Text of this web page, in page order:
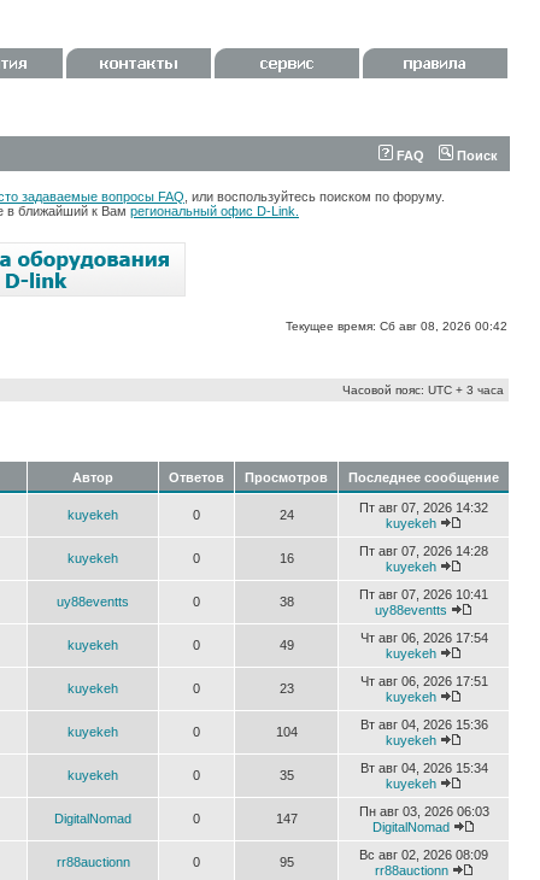
FAQ Поиск
задаваемые вопросы FAQ , или воспользуйтесь поиском по форуму.
в ближайший к Вам региональный офис D-Link.
Текущее время: Сб авг 08, 2026 00:42
Часовой пояс: UTC + 3 часа
Автор Ответов Просмотров Последнее сообщение
kuyekeh 0 24
Пт авг 07, 2026 14:32
kuyekeh
kuyekeh 0 16
Пт авг 07, 2026 14:28
kuyekeh
uy88eventts 0 38
Пт авг 07, 2026 10:41
uy88eventts
kuyekeh 0 49
Чт авг 06, 2026 17:54
kuyekeh
kuyekeh 0 23
Чт авг 06, 2026 17:51
kuyekeh
kuyekeh 0 104
Вт авг 04, 2026 15:36
kuyekeh
kuyekeh 0 35
Вт авг 04, 2026 15:34
kuyekeh
DigitalNomad 0 147
Пн авг 03, 2026 06:03
DigitalNomad
rr88auctionn 0 95
Вс авг 02, 2026 08:09
rr88auctionn